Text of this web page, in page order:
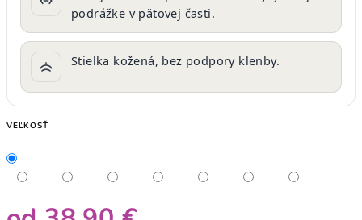
podrážke v pätovej časti.
Stielka kožená, bez podpory klenby.
VEĽKOSŤ